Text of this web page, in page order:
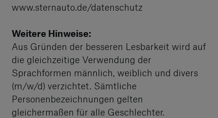
www.sternauto.de/datenschutz
Weitere Hinweise:
Aus Gründen der besseren Lesbarkeit wird auf
die gleichzeitige Verwendung der
Sprachformen männlich, weiblich und divers
(m/w/d) verzichtet. Sämtliche
Personenbezeichnungen gelten
gleichermaßen für alle Geschlechter.